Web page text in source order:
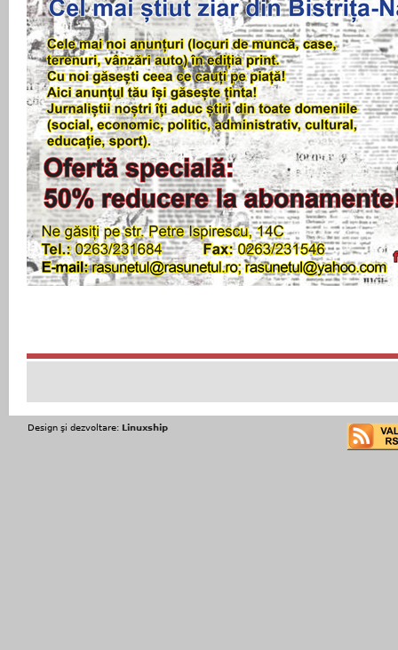
Design şi dezvoltare: Linuxship